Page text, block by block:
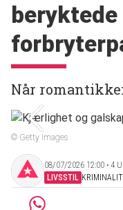
beryktede
Når
© Getty Images
08/07/2026 12:00 ‧ 4
LIVSSTIL